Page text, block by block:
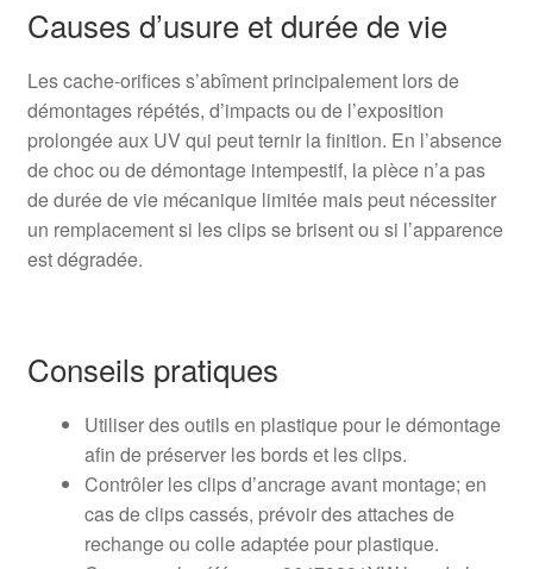
Causes d’usure et durée de vie
Les cache-orifices s’abîment principalement lors de
démontages répétés, d’impacts ou de l’exposition
prolongée aux UV qui peut ternir la finition. En l’absence
de choc ou de démontage intempestif, la pièce n’a pas
de durée de vie mécanique limitée mais peut nécessiter
un remplacement si les clips se brisent ou si l’apparence
est dégradée.
Conseils pratiques
Utiliser des outils en plastique pour le démontage
afin de préserver les bords et les clips.
Contrôler les clips d’ancrage avant montage; en
cas de clips cassés, prévoir des attaches de
rechange ou colle adaptée pour plastique.